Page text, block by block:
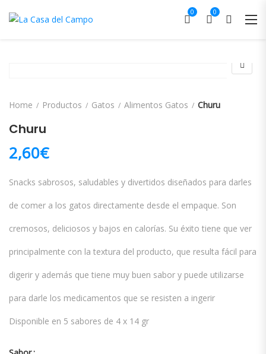
0 0
Home Productos Gatos Alimentos Gatos Churu
Churu
2,60€
Snacks sabrosos, saludables y divertidos diseñados para darles
de comer a los gatos directamente desde el empaque. Son
cremosos, deliciosos y bajos en calorías. Su éxito tiene que ver
principalmente con la textura del producto, que resulta fácil para
digerir y además que tiene muy buen sabor y puede utilizarse
para darle los medicamentos que se resisten a ingerir
Disponible en 5 sabores de 4 x 14 gr